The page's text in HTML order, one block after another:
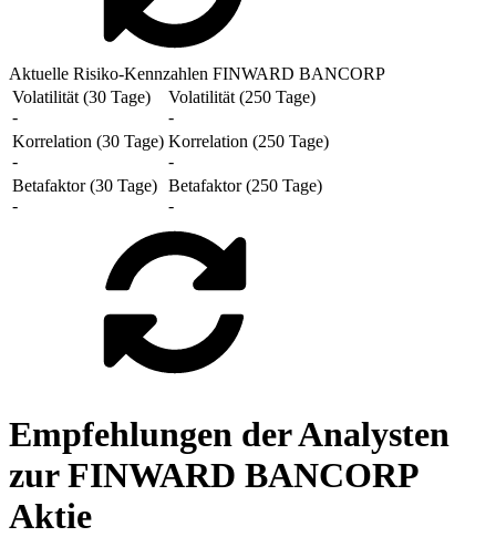
Aktuelle Risiko-Kennzahlen FINWARD BANCORP
Volatilität (30 Tage)
-
Volatilität (250 Tage)
-
Korrelation (30 Tage)
-
Korrelation (250 Tage)
-
Betafaktor (30 Tage)
-
Betafaktor (250 Tage)
-
Empfehlungen der Analysten
zur FINWARD BANCORP
Aktie